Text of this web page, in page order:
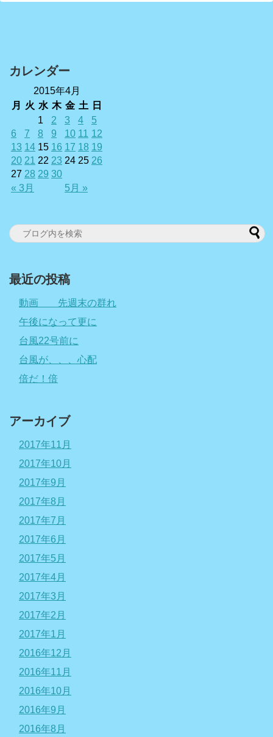
カレンダー
2015年4月
月
火 水 木 金 土 日
« 3月 5月 »
1 2 3 4
5
6
7 8 9 10 11 12
13 14 15 16 17 18 19
20 21 22 23 24 25 26
27 28 29 30
最近の投稿
動画 先週末の群れ
午後になって更に
台風22号前に
台風が、、、心配
倍だ！倍
アーカイブ
2017年11月
2017年10月
2017年9月
2017年8月
2017年7月
2017年6月
2017年5月
2017年4月
2017年3月
2017年2月
2017年1月
2016年12月
2016年11月
2016年10月
2016年9月
2016年8月